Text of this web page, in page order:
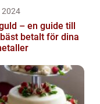
2024
– en guide till
betalt för dina